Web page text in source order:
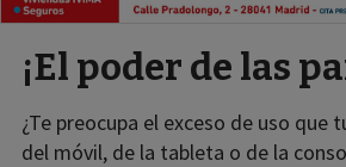
¡El poder de las
¿Te preocupa el exceso de uso que
del móvil, de la tableta o de la